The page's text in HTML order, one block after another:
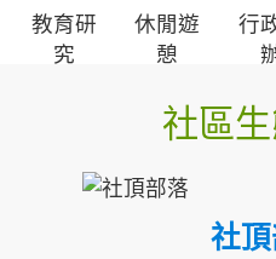
教育研
究
休閒遊
憩
行
社區
社